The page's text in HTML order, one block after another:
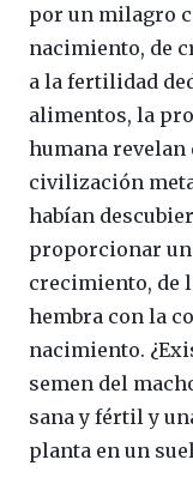
por un milagro
nacimiento, de
a la fertilidad
alimentos, la
humana revelan
civilización
habían
proporcionar un
crecimiento, de
hembra con la
nacimiento.
semen del
sana y fértil y
planta en un